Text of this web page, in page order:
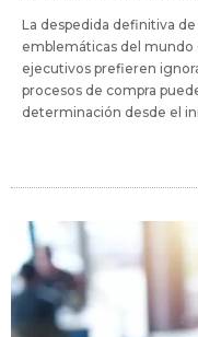
La despedida definitiva
emblemáticas del
ejecutivos prefieren
procesos de compra
determinación desde el